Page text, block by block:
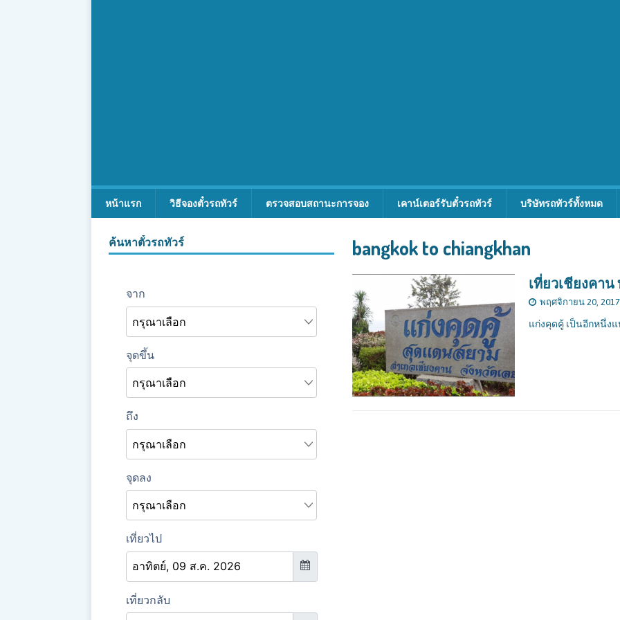
หน้าแรก วิธีจองตั๋วรถทัวร์ ตรวจสอบสถานะการจอง เคาน์เตอร์รับตั๋วรถทัวร์ บริษัทรถทัวร์ทั้งหมด
bangkok to chiangkhan
เที่ยวเชียงคาน
พฤศจิกายน 20, 2017
แก่งคุดคู้ เป็นอีกหนึ่ง
ค้นหาตั๋วรถทัวร์